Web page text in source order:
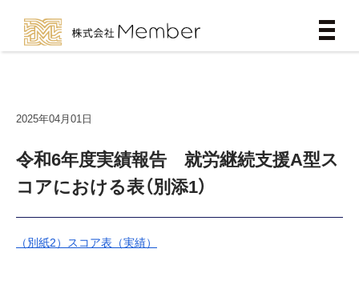
2025年04月01日
令和6年度実績報告 就労継続支援A型ス
コアにおける表（別添1）
（別紙2）スコア表（実績）